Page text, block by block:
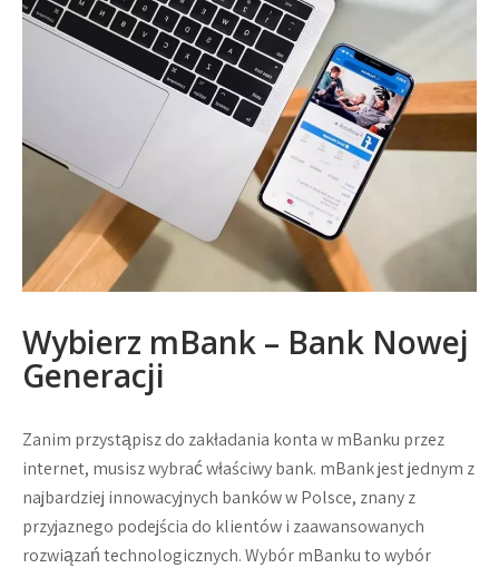
Wybierz mBank – Bank Nowej
Generacji
Zanim przystąpisz do zakładania konta w mBanku przez
internet, musisz wybrać właściwy bank. mBank jest jednym z
najbardziej innowacyjnych banków w Polsce, znany z
przyjaznego podejścia do klientów i zaawansowanych
rozwiązań technologicznych. Wybór mBanku to wybór